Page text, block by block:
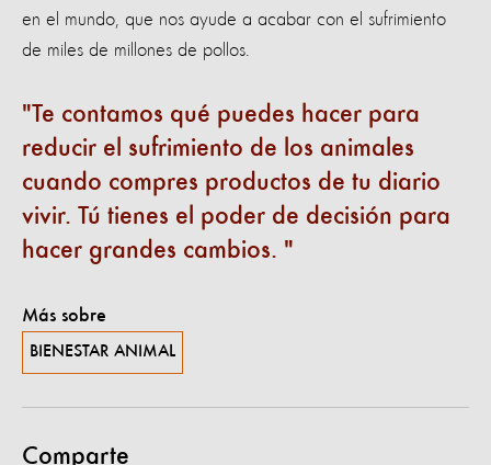
en el mundo, que nos ayude a acabar con el sufrimiento
de miles de millones de pollos.
Te contamos qué puedes hacer para
reducir el sufrimiento de los animales
cuando compres productos de tu diario
vivir. Tú tienes el poder de decisión para
hacer grandes cambios.
Más sobre
BIENESTAR ANIMAL
Comparte